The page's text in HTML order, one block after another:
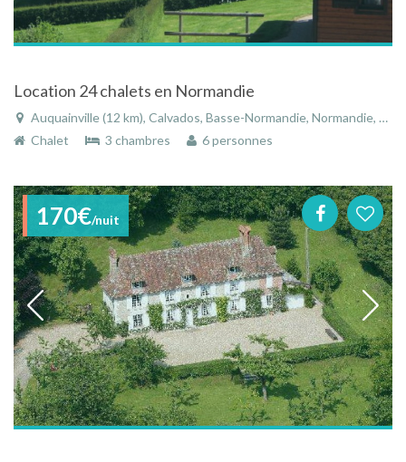
Location 24 chalets en Normandie
Auquainville (12 km), Calvados, Basse-Normandie, Normandie, France
Chalet
3 chambres 6 personnes
170€/nuit